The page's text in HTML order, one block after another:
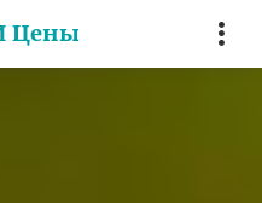
Цены